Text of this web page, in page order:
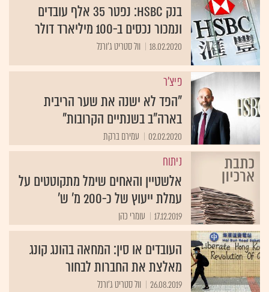
בנק HSBC: נפטר 35 אלף עובדים
ונמכור נכסים ב-100 מיליארד דולר
18.02.2020 וול סטריט ג'ורנל
פיצ'ר
"הפד לא ישנה את שער הריבית
בארה"ב בשנתיים הקרובות"
02.02.2020 עמירם ברקת
ניתוח
אלשטיין והאחים שימל מתקוטטים על
עמלת ייעוץ של כ-200 מ' ש'
17.12.2019 עומרי כהן
העובדים או סין: המחאה בהונג קונג
מאלצת את החברות לבחור
26.08.2019 וול סטריט ג'ורנל